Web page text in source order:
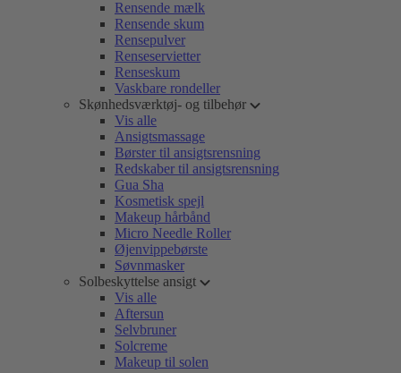
Rensende mælk
Rensende skum
Rensepulver
Renseservietter
Renseskum
Vaskbare rondeller
Skønhedsværktøj- og tilbehør
Vis alle
Ansigtsmassage
Børster til ansigtsrensning
Redskaber til ansigtsrensning
Gua Sha
Kosmetisk spejl
Makeup hårbånd
Micro Needle Roller
Øjenvippebørste
Søvnmasker
Solbeskyttelse ansigt
Vis alle
Aftersun
Selvbruner
Solcreme
Makeup til solen